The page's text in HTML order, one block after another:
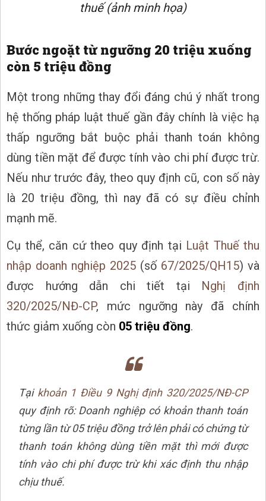
thuế (ảnh minh họa)
Bước ngoặt từ ngưỡng 20 triệu xuống
còn 5 triệu đồng
Một trong những thay đổi đáng chú ý nhất trong
hệ thống pháp luật thuế gần đây chính là việc hạ
thấp ngưỡng bắt buộc phải thanh toán không
dùng tiền mặt để được tính vào chi phí được trừ.
Nếu như trước đây, theo quy định cũ, con số này
là 20 triệu đồng, thì nay đã có sự điều chỉnh
mạnh mẽ.
Cụ thể, căn cứ theo quy định tại Luật Thuế thu
nhập doanh nghiệp 2025 (số 67/2025/QH15) và
được hướng dẫn chi tiết tại Nghị định
320/2025/NĐ-CP, mức ngưỡng này đã chính
thức giảm xuống còn 05 triệu đồng.
Tại khoản 1 Điều 9 Nghị định 320/2025/NĐ-CP
quy định rõ: Doanh nghiệp có khoản thanh toán
từng lần từ 05 triệu đồng trở lên phải có chứng từ
thanh toán không dùng tiền mặt thì mới được
tính vào chi phí được trừ khi xác định thu nhập
chịu thuế.